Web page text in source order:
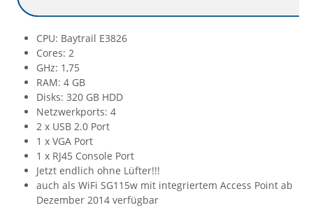
CPU: Baytrail E3826
Cores: 2
GHz: 1,75
RAM: 4 GB
Disks: 320 GB HDD
Netzwerkports: 4
2 x USB 2.0 Port
1 x VGA Port
1 x RJ45 Console Port
Jetzt endlich ohne Lüfter!!!
auch als WiFi SG115w mit integriertem Access Point ab
Dezember 2014 verfügbar